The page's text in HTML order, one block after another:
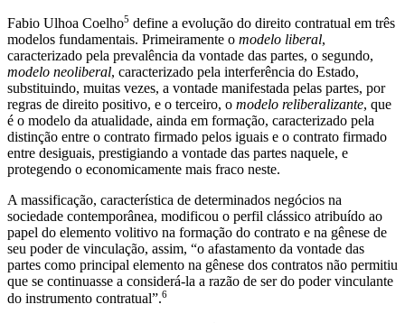
Fabio Ulhoa Coelho5 define a evolução do direito contratual em três
modelos fundamentais. Primeiramente o modelo liberal,
caracterizado pela prevalência da vontade das partes, o segundo,
modelo neoliberal, caracterizado pela interferência do Estado,
substituindo, muitas vezes, a vontade manifestada pelas partes, por
regras de direito positivo, e o terceiro, o modelo reliberalizante, que
é o modelo da atualidade, ainda em formação, caracterizado pela
distinção entre o contrato firmado pelos iguais e o contrato firmado
entre desiguais, prestigiando a vontade das partes naquele, e
protegendo o economicamente mais fraco neste.
A massificação, característica de determinados negócios na
sociedade contemporânea, modificou o perfil clássico atribuído ao
papel do elemento volitivo na formação do contrato e na gênese de
seu poder de vinculação, assim, “o afastamento da vontade das
partes como principal elemento na gênese dos contratos não permitiu
que se continuasse a considerá-la a razão de ser do poder vinculante
do instrumento contratual”.6